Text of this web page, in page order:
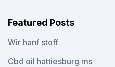
Featured Posts
Wir hanf stoff
Cbd oil hattiesburg ms